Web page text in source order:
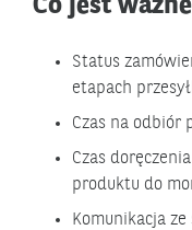
Co jest
Status
etapach
Czas na odbiór
Czas
produktu do
Komunikacja